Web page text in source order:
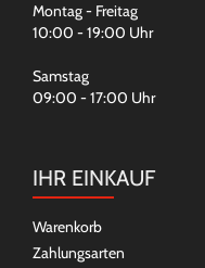
Montag - Freitag
10:00 - 19:00 Uhr
Samstag
09:00 - 17:00 Uhr
IHR EINKAUF
Warenkorb
Zahlungsarten